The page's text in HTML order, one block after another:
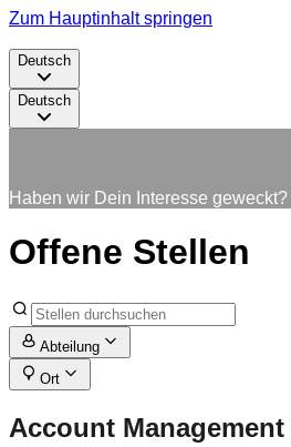
Zum Hauptinhalt springen
Deutsch
Deutsch
Haben wir Dein Interesse geweckt?
Offene Stellen
Abteilung
Ort
Account Management